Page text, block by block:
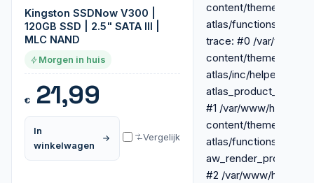
Kingston SSDNow V300 |
120GB SSD | 2.5" SATA III |
MLC NAND
Morgen in huis
€21,99
In
winkelwagen
Vergelijk
content/themes/
atlas/functions-
trace: #0 /var/www/
content/themes/
atlas/inc/
#1 /var/www/html/wp-
content/themes/
atlas/functions-
#2 /var/www/html/